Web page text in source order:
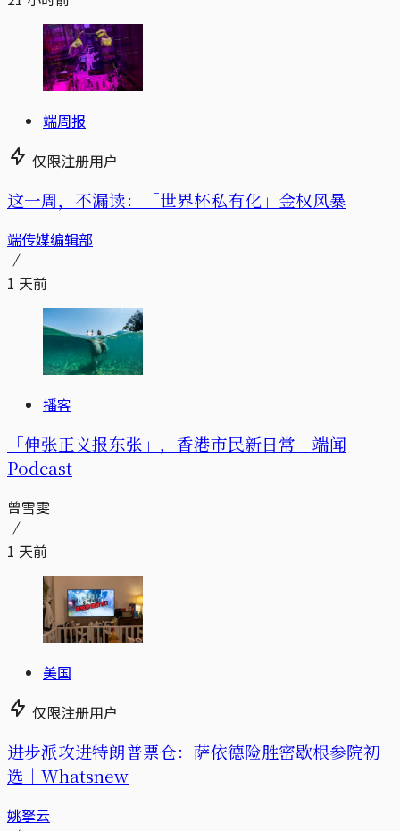
端周报
仅限注册用户
这一周，不漏读：「世界杯私有化」金权风暴
端传媒编辑部
1 天前
播客
「伸张正义报东张」，香港市民新日常｜端闻
Podcast
曾雪雯
1 天前
美国
仅限注册用户
进步派攻进特朗普票仓：萨依德险胜密歇根参院初
选｜Whatsnew
姚拏云